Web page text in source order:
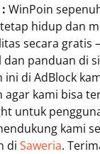
WinPoin
hidup dan
secara gratis
panduan di
di AdBlock
agar kami bisa
untuk
kami
di Saweria.